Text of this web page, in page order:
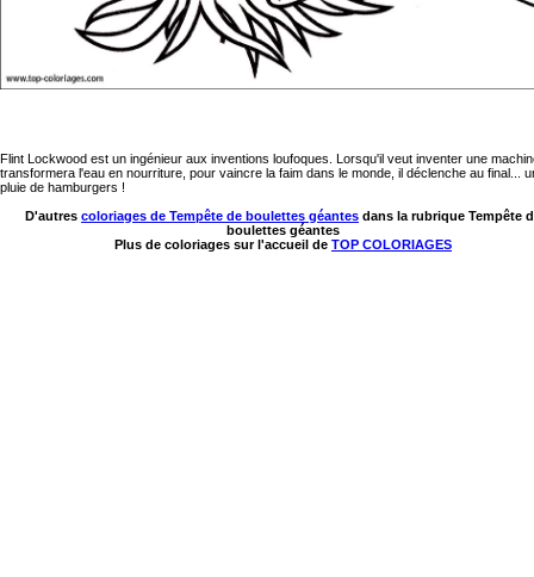
Flint Lockwood est un ingénieur aux inventions loufoques. Lorsqu'il veut inventer une
transformera l'eau en nourriture, pour vaincre la faim dans le monde, il déclenche au final...
pluie de hamburgers !
D'autres coloriages de Tempête de boulettes géantes dans la rubrique Tempête
boulettes géantes
Plus de coloriages sur l'accueil de TOP COLORIAGES